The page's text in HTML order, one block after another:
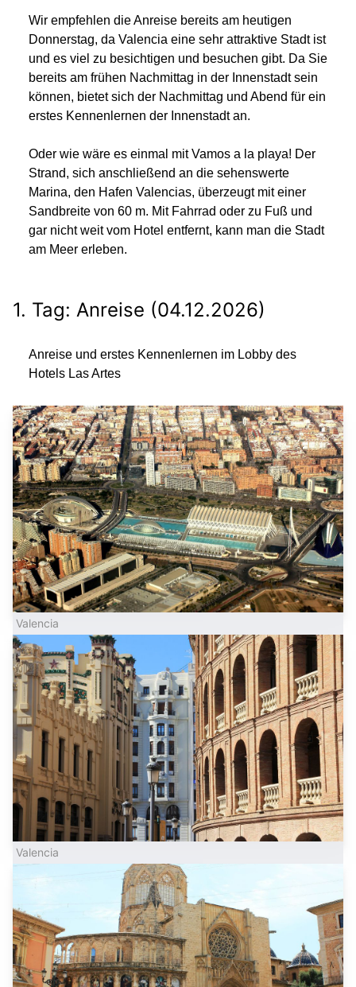
Wir empfehlen die Anreise bereits am heutigen
Donnerstag, da Valencia eine sehr attraktive Stadt ist
und es viel zu besichtigen und besuchen gibt. Da Sie
bereits am frühen Nachmittag in der Innenstadt sein
können, bietet sich der Nachmittag und Abend für ein
erstes Kennenlernen der Innenstadt an.
Oder wie wäre es einmal mit Vamos a la playa! Der
Strand, sich anschließend an die sehenswerte
Marina, den Hafen Valencias, überzeugt mit einer
Sandbreite von 60 m. Mit Fahrrad oder zu Fuß und
gar nicht weit vom Hotel entfernt, kann man die Stadt
am Meer erleben.
1. Tag: Anreise (04.12.2026)
Anreise und erstes Kennenlernen im Lobby des
Hotels Las Artes
Valencia
Valencia